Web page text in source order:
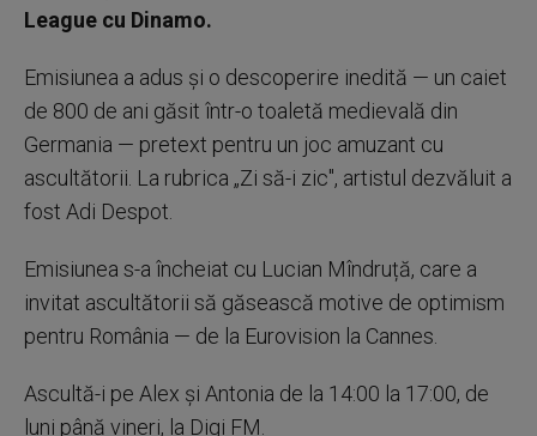
League cu Dinamo.
Emisiunea a adus și o descoperire inedită — un caiet
de 800 de ani găsit într-o toaletă medievală din
Germania — pretext pentru un joc amuzant cu
ascultătorii. La rubrica „Zi să-i zic", artistul dezvăluit a
fost Adi Despot.
Emisiunea s-a încheiat cu Lucian Mîndruță, care a
invitat ascultătorii să găsească motive de optimism
pentru România — de la Eurovision la Cannes.
Ascultă-i pe Alex și Antonia de la 14:00 la 17:00, de
luni până vineri, la Digi FM.